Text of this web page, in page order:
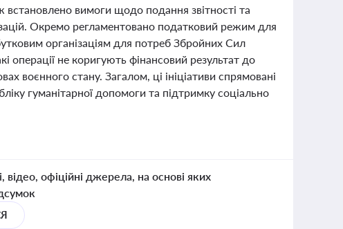
вимоги щодо подання звітності та
Окремо регламентовано податковий режим для
організаціям для потреб Збройних Сил
операції не коригують фінансовий результат до
воєнного стану. Загалом, ці ініціативи спрямовані
гуманітарної допомоги та підтримку соціально
офіційні джерела, на основі яких